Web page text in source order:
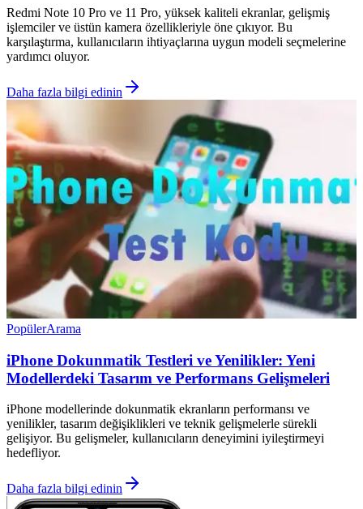
Redmi Note 10 Pro ve 11 Pro, yüksek kaliteli ekranlar, gelişmiş
işlemciler ve üstün kamera özellikleriyle öne çıkıyor. Bu
karşılaştırma, kullanıcıların ihtiyaçlarına uygun modeli seçmelerine
yardımcı oluyor.
Daha fazla bilgi edinin
PopülerArama
iPhone Dokunmatik Testleri ve Yenilikler: Yeni
Modellerdeki Tasarım ve Performans Gelişmeleri
iPhone modellerinde dokunmatik ekranların performansı ve
yenilikler, tasarım değişiklikleri ve teknik gelişmelerle sürekli
gelişiyor. Bu gelişmeler, kullanıcıların deneyimini iyileştirmeyi
hedefliyor.
Daha fazla bilgi edinin